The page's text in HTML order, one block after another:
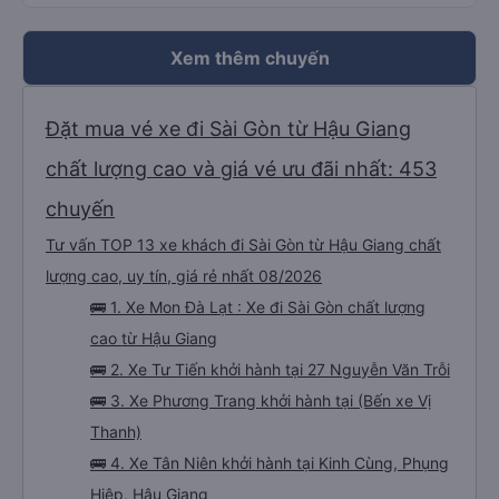
Xem thêm chuyến
Đặt mua vé xe đi Sài Gòn từ Hậu Giang
chất lượng cao và giá vé ưu đãi nhất: 453
chuyến
Tư vấn TOP 13 xe khách đi Sài Gòn từ Hậu Giang chất
lượng cao, uy tín, giá rẻ nhất 08/2026
🚌 1. Xe Mon Đà Lạt : Xe đi Sài Gòn chất lượng
cao từ Hậu Giang
🚌 2. Xe Tư Tiến khởi hành tại 27 Nguyễn Văn Trỗi
🚌 3. Xe Phương Trang khởi hành tại (Bến xe Vị
Thanh)
🚌 4. Xe Tân Niên khởi hành tại Kinh Cùng, Phụng
Hiệp, Hậu Giang